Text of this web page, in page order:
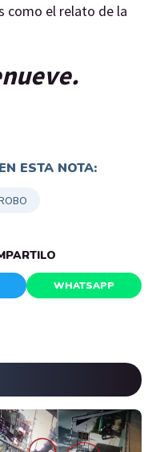
como el relato de la
ESTA NOTA:
WHATSAPP